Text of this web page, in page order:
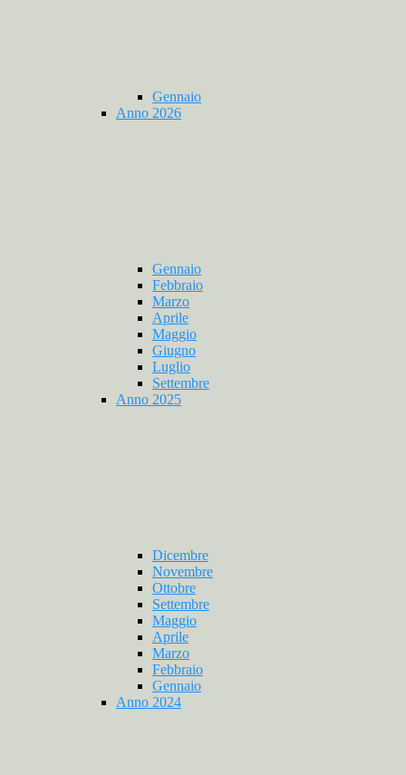
Gennaio
Anno 2026
Gennaio
Febbraio
Marzo
Aprile
Maggio
Giugno
Luglio
Settembre
Anno 2025
Dicembre
Novembre
Ottobre
Settembre
Maggio
Aprile
Marzo
Febbraio
Gennaio
Anno 2024